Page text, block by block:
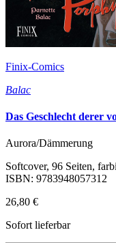
Finix-Comics
Balac
Das Geschlecht derer
Aurora/Dämmerung
Softcover, 96 Seiten,
ISBN: 9783948057312
26,80 €
Sofort lieferbar